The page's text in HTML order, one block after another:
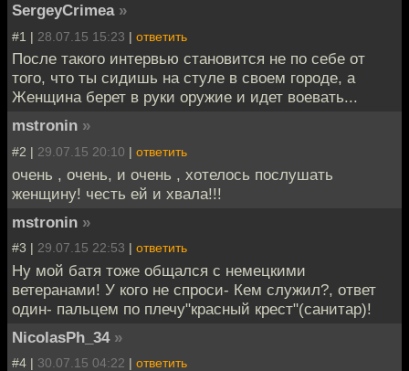
SergeyCrimea »
#1 | 28.07.15 15:23 | ответить
После такого интервью становится не по себе от
того, что ты сидишь на стуле в своем городе, а
Женщина берет в руки оружие и идет воевать...
mstronin »
#2 | 29.07.15 20:10 | ответить
очень , очень, и очень , хотелось послушать
женщину! честь ей и хвала!!!
mstronin »
#3 | 29.07.15 22:53 | ответить
Ну мой батя тоже общался с немецкими
ветеранами! У кого не спроси- Кем служил?, ответ
один- пальцем по плечу"красный крест"(санитар)!
NicolasPh_34 »
#4 | 30.07.15 04:22 | ответить